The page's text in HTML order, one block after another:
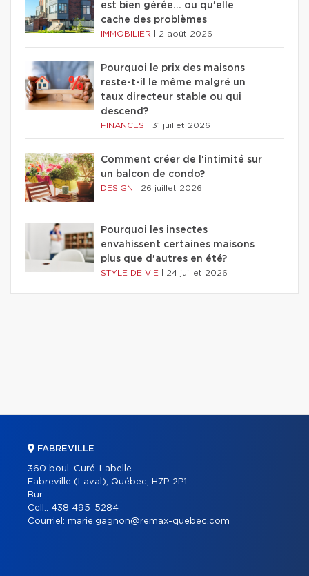
est bien gérée… ou qu'elle
cache des problèmes
IMMOBILIER 2 août 2026
Pourquoi le prix des maisons
reste-t-il le même malgré un
taux directeur stable ou qui
descend?
FINANCES 31 juillet 2026
Comment créer de l'intimité sur
un balcon de condo?
DESIGN 26 juillet 2026
Pourquoi les insectes
envahissent certaines maisons
plus que d'autres en été?
STYLE DE VIE 24 juillet 2026
FABREVILLE
360 boul. Curé-Labelle
Fabreville (Laval), Québec, H7P 2P1
Bur.:
Cell.: 438 495-5284
Courriel: marie.gagnon@remax-quebec.com